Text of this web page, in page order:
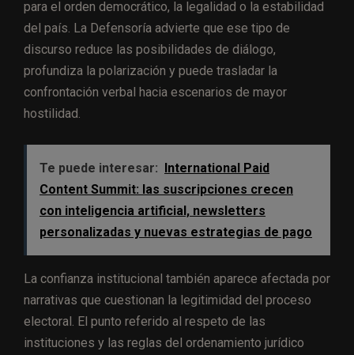
para el orden democrático, la legalidad o la estabilidad
del país. La Defensoría advierte que ese tipo de
discurso reduce las posibilidades de diálogo,
profundiza la polarización y puede trasladar la
confrontación verbal hacia escenarios de mayor
hostilidad.
Te puede interesar: International Paid
Content Summit: las suscripciones crecen
con inteligencia artificial, newsletters
personalizadas y nuevas estrategias de pago
La confianza institucional también aparece afectada por
narrativas que cuestionan la legitimidad del proceso
electoral. El punto referido al respeto de las
instituciones y las reglas del ordenamiento jurídico